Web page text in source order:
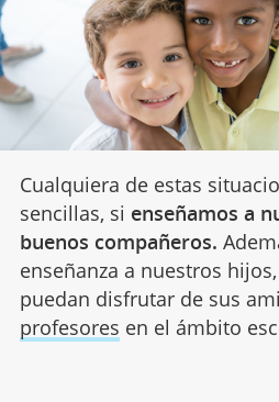
Cualquiera de estas
sencillas, si enseñamos a
buenos compañeros.
enseñanza a nuestros
puedan disfrutar de sus
profesores en el ámbito